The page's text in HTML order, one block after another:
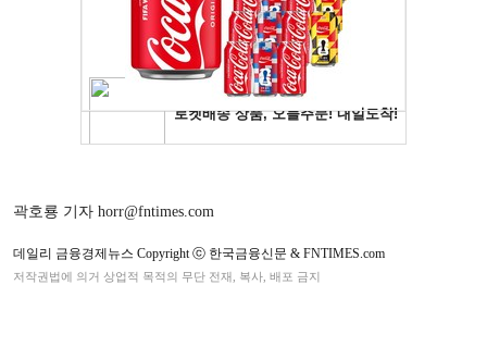
곽호룡 기자 horr@fntimes.com
데일리 금융경제뉴스 Copyright ⓒ 한국금융신문 & FNTIMES.com
저작권법에 의거 상업적 목적의 무단 전재, 복사, 배포 금지